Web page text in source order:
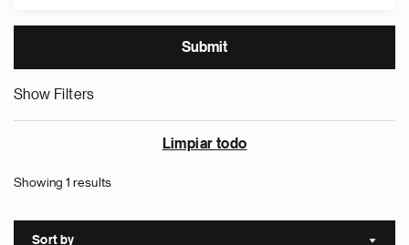
Show Filters
Limpiar todo
Showing 1 results
Sort by